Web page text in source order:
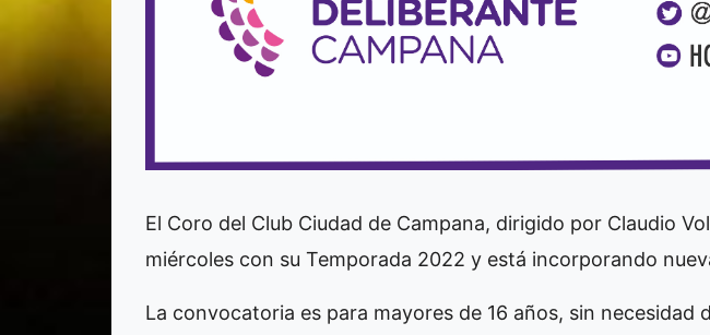
El Coro del Club Ciudad de Campana, dirigido por Claudio
miércoles con su Temporada 2022 y está incorporando
La convocatoria es para mayores de 16 años, sin necesidad